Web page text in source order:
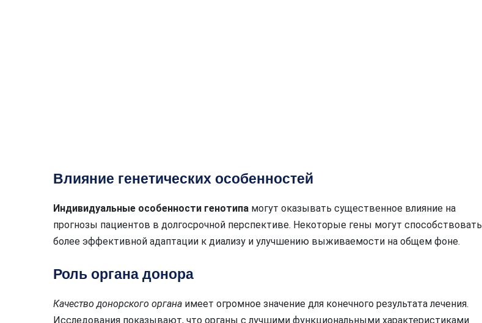
Влияние генетических особенностей
Индивидуальные особенности генотипа могут оказывать существенное влияние на
прогнозы пациентов в долгосрочной перспективе. Некоторые гены могут способствовать
более эффективной адаптации к диализу и улучшению выживаемости на общем фоне.
Роль органа донора
Качество донорского органа имеет огромное значение для конечного результата лечения.
Исследования показывают, что органы с лучшими функциональными характеристиками